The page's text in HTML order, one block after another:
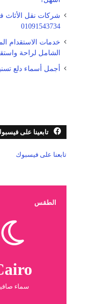
شركات نقل الأثاث
01091543734
خدمات الاستقدام
الشامل لراحة
أجمل أسماء دلع
تابعينا على
تابعنا على فيسبوك
الطقس
سماء